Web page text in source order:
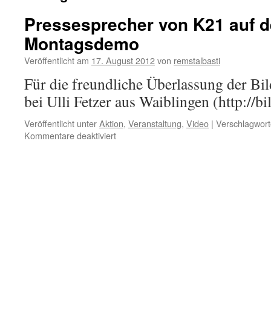
Pressesprecher von K21 auf
Montagsdemo
Veröffentlicht am 17. August 2012von remstalbasti
Für die freundliche Überlassung der
bei Ulli Fetzer aus Waiblingen (http://
Veröffentlicht unterAktion, Veranstaltung, Video |
Kommentare deaktiviertfür